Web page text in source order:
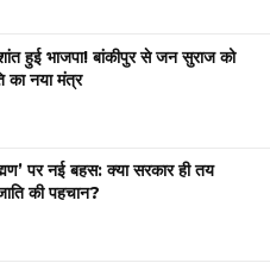
हुई भाजपा! बांकीपुर से जन सुराज को
का नया मंत्र
पर नई बहस: क्या सरकार ही तय
की पहचान?